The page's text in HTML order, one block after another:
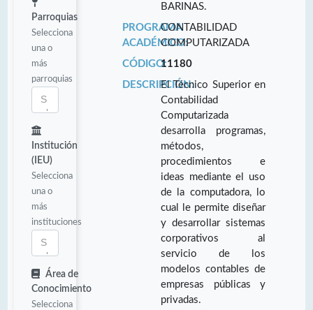
Parroquias
Selecciona
una o
más
parroquias
Institución
(IEU)
Selecciona
una o
más
instituciones
Área de
Conocimiento
Selecciona
BARINAS.
PROGRAMA
ACADÉMICO:
CONTABILIDAD
COMPUTARIZADA
CÓDIGO:11180
DESCRIPCIÓN:El Técnico Superior en
Contabilidad
Computarizada
desarrolla programas,
métodos,
procedimientos e
ideas mediante el uso
de la computadora, lo
cual le permite diseñar
y desarrollar sistemas
corporativos al
servicio de los
modelos contables de
empresas públicas y
privadas.